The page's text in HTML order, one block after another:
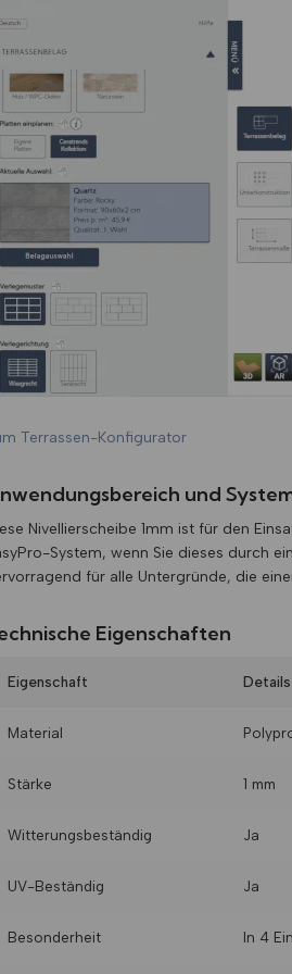
Terrassen-Konfigurator
und
Nivellierscheibe 1mm ist für den
System, wenn Sie dieses durch
für alle Untergründe, die
Eigenschaften
Eigenschaft Details
Material
Stärke 1 mm
Witterungsbeständig Ja
UV-Beständig Ja
Besonderheit In 4